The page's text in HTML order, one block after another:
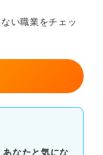
い職業をチェッ
あなたと気にな